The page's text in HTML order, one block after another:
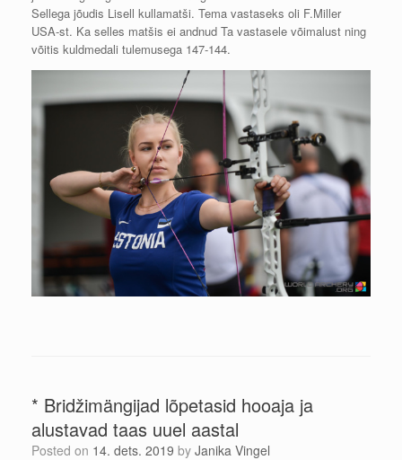
Sellega jõudis Lisell kullamatši. Tema vastaseks oli F.Miller
USA-st. Ka selles matšis ei andnud Ta vastasele võimalust ning
võitis kuldmedali tulemusega 147-144.
* Bridžimängijad lõpetasid hooaja ja
alustavad taas uuel aastal
Posted on 14. dets. 2019 by Janika Vingel